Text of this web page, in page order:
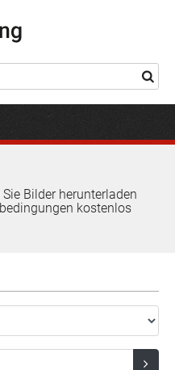
Bilder herunterladen
kostenlos